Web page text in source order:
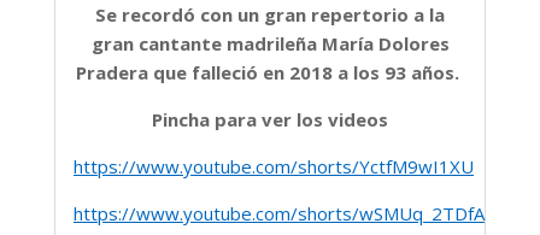
Se recordó con un gran repertorio a la
gran cantante madrileña María Dolores
Pradera que falleció en 2018 a los 93 años.
Pincha para ver los videos
https://www.youtube.com/shorts/YctfM9wI1XU
https://www.youtube.com/shorts/wSMUq_2TDfA